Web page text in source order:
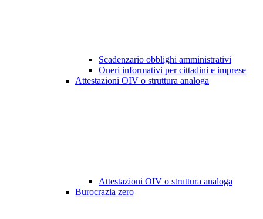
Scadenzario obblighi amministrativi
Oneri informativi per cittadini e imprese
Attestazioni OIV o struttura analoga
Attestazioni OIV o struttura analoga
Burocrazia zero